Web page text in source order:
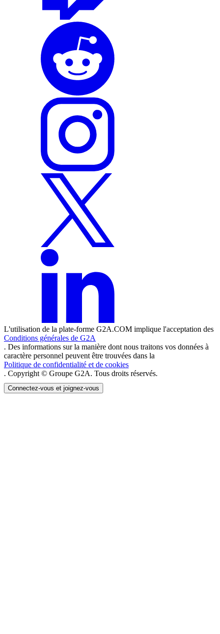
L'utilisation de la plate-forme G2A.COM implique l'acceptation des
Conditions générales de G2A
. Des informations sur la manière dont nous traitons vos données à
caractère personnel peuvent être trouvées dans la
Politique de confidentialité et de cookies
. Copyright © Groupe G2A. Tous droits réservés.
Connectez-vous et joignez-vous